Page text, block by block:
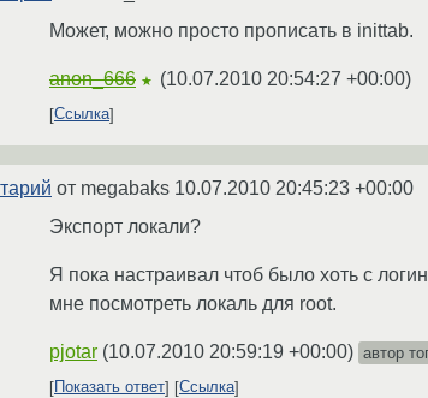
Может, можно просто прописать в inittab.
anon_666 ★ (10.07.2010 20:54:27 +00:00)
Ссылка
от megabaks 10.07.2010 20:45:23 +00:00
Экспорт локали?
Я пока настраивал чтоб было хоть с
мне посмотреть локаль для root.
pjotar (10.07.2010 20:59:19 +00:00) автор
Показать ответ
Ссылка